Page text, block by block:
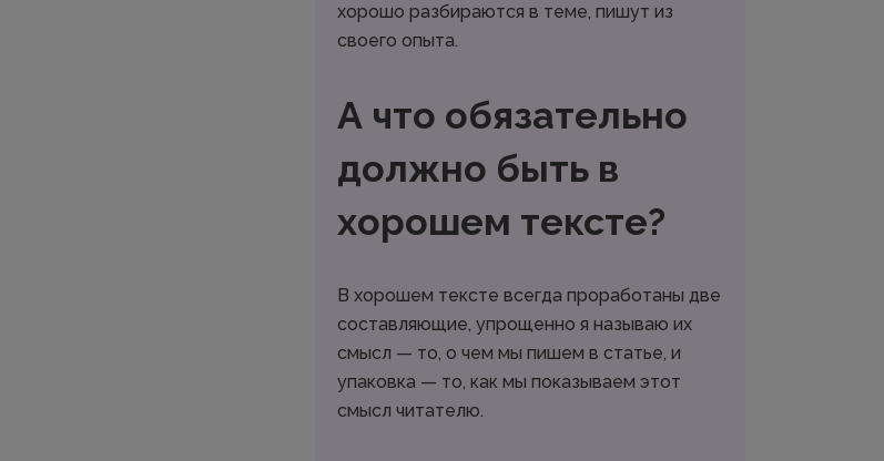
хорошо разбираются в теме, пишут из
своего опыта.
А что обязательно
должно быть в
хорошем тексте?
В хорошем тексте всегда проработаны две
составляющие, упрощенно я называю их
смысл — то, о чем мы пишем в статье, и
упаковка — то, как мы показываем этот
смысл читателю.